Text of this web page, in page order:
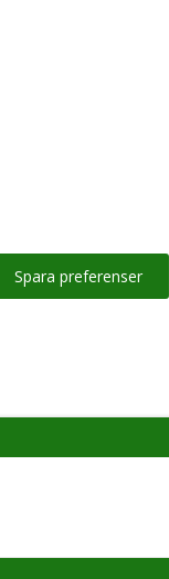
Spara preferenser